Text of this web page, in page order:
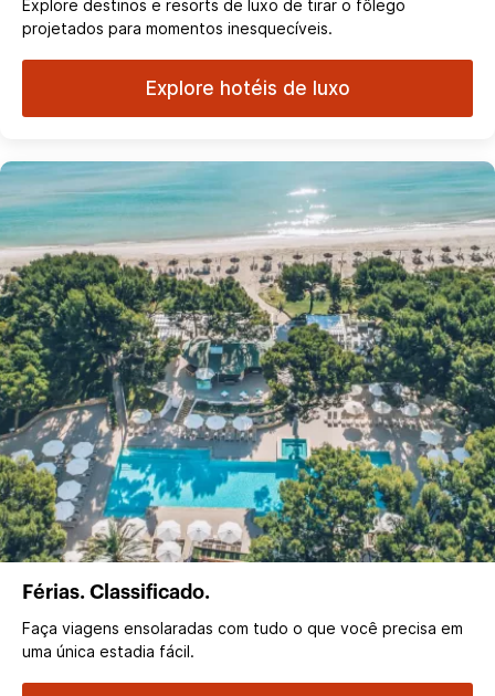
Explore destinos e resorts de luxo de tirar o fôlego
projetados para momentos inesquecíveis.
Explore hotéis de luxo
Férias. Classificado.
Faça viagens ensolaradas com tudo o que você precisa em
uma única estadia fácil.